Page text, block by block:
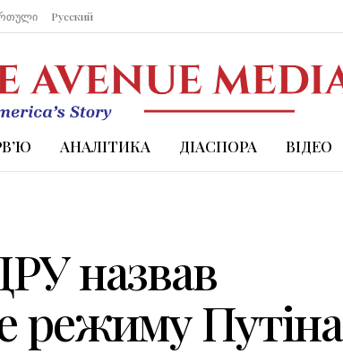
Русский
АНАЛІТИКА ДІАСПОРА ВІДЕО
назвав
режиму Путіна